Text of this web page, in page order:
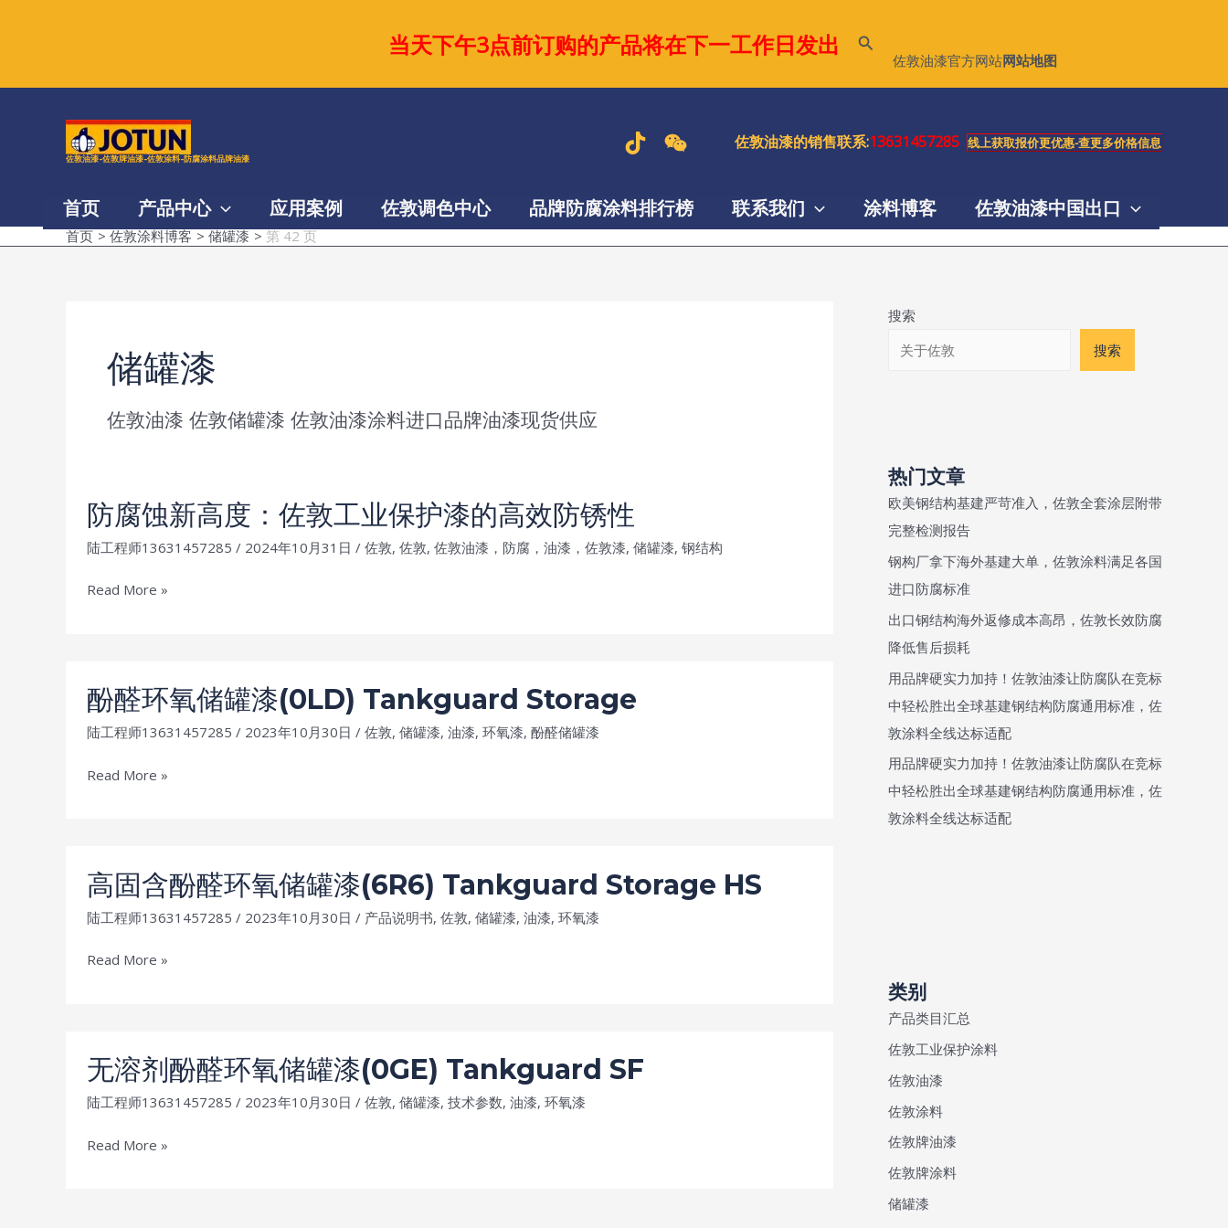
容
当天下午3点前订购的产品将在下一工作日发出
搜
佐敦油漆官方网站网站地图
佐敦油漆-佐敦牌油漆-佐敦涂料-防腐涂料品牌油漆
佐敦油漆的销售联系:13631457285 线上获取报价更优惠-查更多价格信息
首页 产品中心 应用案例 佐敦调色中心 品牌防腐涂料排行榜 联系我们 涂料博客 佐敦油漆中国出口
首页 佐敦涂料博客 储罐漆 第 42 页
储罐漆
佐敦油漆 佐敦储罐漆 佐敦油漆涂料进口品牌油漆现货供应
防腐蚀新高度：佐敦工业保护漆的高效防锈性
陆工程师13631457285 / 2024年10月31日 / 佐敦, 佐敦, 佐敦油漆，防腐，油漆，佐敦漆, 储罐漆, 钢结构
防
高
度：
佐
工
漆
的
效
Read More »
酚醛环氧储罐漆(0LD) Tankguard Storage
陆工程师13631457285 / 2023年10月30日 / 佐敦, 储罐漆, 油漆, 环氧漆, 酚醛储罐漆
酚
储
罐
漆
Tankguard Storage
Read More »
高固含酚醛环氧储罐漆(6R6) Tankguard Storage HS
陆工程师13631457285 / 2023年10月30日 / 产品说明书, 佐敦, 储罐漆, 油漆, 环氧漆
高
醛
环
氧
罐
Read More »
无溶剂酚醛环氧储罐漆(0GE) Tankguard SF
陆工程师13631457285 / 2023年10月30日 / 佐敦, 储罐漆, 技术参数, 油漆, 环氧漆
无
Read More »
搜索
搜索
热门文章
欧美钢结构基建严苛准入，佐敦全套涂层附带
完整检测报告
钢构厂拿下海外基建大单，佐敦涂料满足各国
进口防腐标准
出口钢结构海外返修成本高昂，佐敦长效防腐
降低售后损耗
用品牌硬实力加持！佐敦油漆让防腐队在竞标
中轻松胜出全球基建钢结构防腐通用标准，佐
敦涂料全线达标适配
用品牌硬实力加持！佐敦油漆让防腐队在竞标
中轻松胜出全球基建钢结构防腐通用标准，佐
敦涂料全线达标适配
类别
产品类目汇总
佐敦工业保护涂料
佐敦油漆
佐敦涂料
佐敦牌油漆
佐敦牌涂料
储罐漆